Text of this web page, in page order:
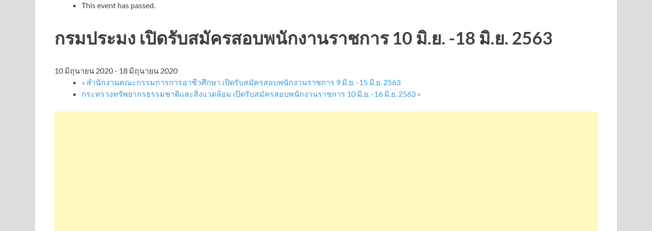
This event has passed.
กรมประมง เปิดรับสมัครสอบพนักงานราชการ 10 มิ.ย. -18 มิ.ย. 2563
10 มิถุนายน 2020- 18 มิถุนายน 2020
« สำนักงานคณะกรรมการการอาชีวศึกษา เปิดรับสมัครสอบพนักงานราชการ 9 มิ.ย. -15 มิ.ย. 2563
กระทรวงทรัพยากรธรรมชาติและสิ่งแวดล้อม เปิดรับสมัครสอบพนักงานราชการ 10 มิ.ย. -16 มิ.ย. 2563 »